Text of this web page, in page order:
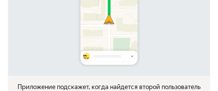
Приложение подскажет, когда найдется второй пользователь